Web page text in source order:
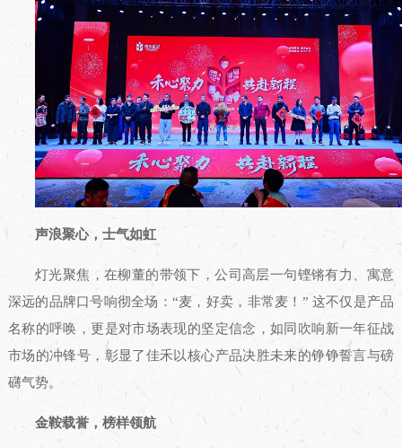
声浪聚心，士气如虹
灯光聚焦，在柳董的带领下，公司高层一句铿锵有力、寓意
深远的品牌口号响彻全场：“麦，好卖，非常麦！” 这不仅是产品
名称的呼唤，更是对市场表现的坚定信念，如同吹响新一年征战
市场的冲锋号，彰显了佳禾以核心产品决胜未来的铮铮誓言与磅
礴气势。
金鞍载誉，榜样领航